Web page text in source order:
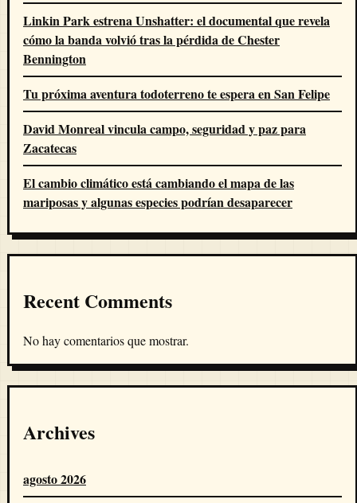
Linkin Park estrena Unshatter: el documental que revela
cómo la banda volvió tras la pérdida de Chester
Bennington
Tu próxima aventura todoterreno te espera en San Felipe
David Monreal vincula campo, seguridad y paz para
Zacatecas
El cambio climático está cambiando el mapa de las
mariposas y algunas especies podrían desaparecer
Recent Comments
No hay comentarios que mostrar.
Archives
agosto 2026